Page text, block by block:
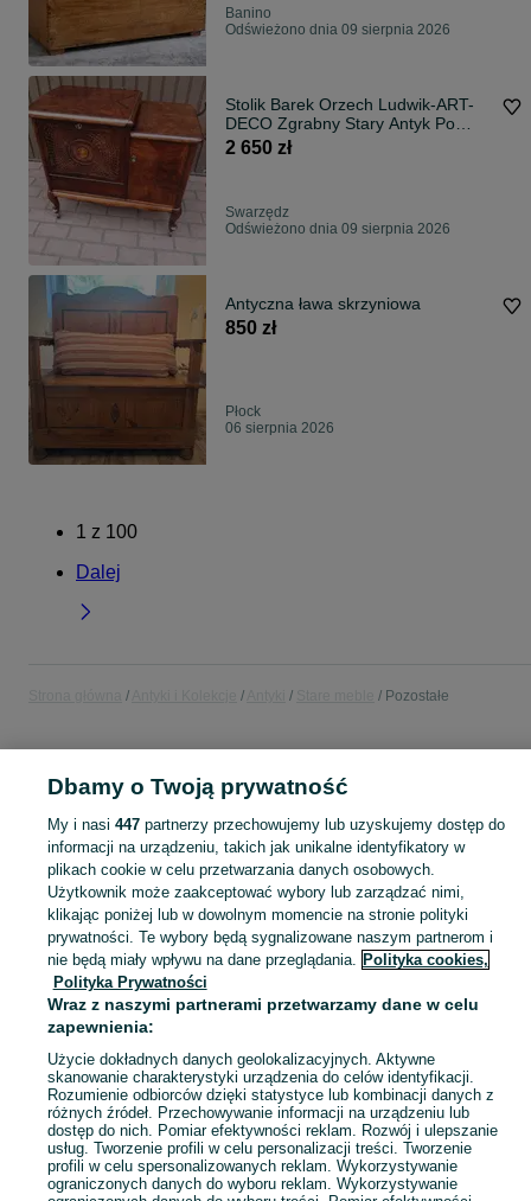
Banino
Odświeżono dnia 09 sierpnia 2026
Stolik Barek Orzech Ludwik-ART-
DECO Zgrabny Stary Antyk Po
Renowacji.
2 650 zł
Swarzędz
Odświeżono dnia 09 sierpnia 2026
Antyczna ława skrzyniowa
850 zł
Płock
06 sierpnia 2026
1 z 100
Dalej
Pozostałe
KATEGORIA
Skorzystaj z największego serwisu ogłoszeniowego w Polsce. Kupuj to, czego pragniesz i sprzedawaj to, czego już nie potrzebujesz w kategorii Pozostałe!
Mapa kategorii
Mapa miejscowości
Mapa ministron
Popularne wyszukiwania
Dbamy o Twoją prywatność
My i nasi 447partnerzy przechowujemy lub uzyskujemy dostęp do
informacji na urządzeniu, takich jak unikalne identyfikatory w
plikach cookie w celu przetwarzania danych osobowych.
Użytkownik może zaakceptować wybory lub zarządzać nimi,
klikając poniżej lub w dowolnym momencie na stronie polityki
prywatności. Te wybory będą sygnalizowane naszym partnerom i
nie będą miały wpływu na dane przeglądania. Polityka cookies,
Polityka Prywatności
Wraz z naszymi partnerami przetwarzamy dane w celu
zapewnienia:
Użycie dokładnych danych geolokalizacyjnych. Aktywne
skanowanie charakterystyki urządzenia do celów identyfikacji.
Rozumienie odbiorców dzięki statystyce lub kombinacji danych z
różnych źródeł. Przechowywanie informacji na urządzeniu lub
dostęp do nich. Pomiar efektywności reklam. Rozwój i ulepszanie
usług. Tworzenie profili w celu personalizacji treści. Tworzenie
profili w celu spersonalizowanych reklam. Wykorzystywanie
ograniczonych danych do wyboru reklam. Wykorzystywanie